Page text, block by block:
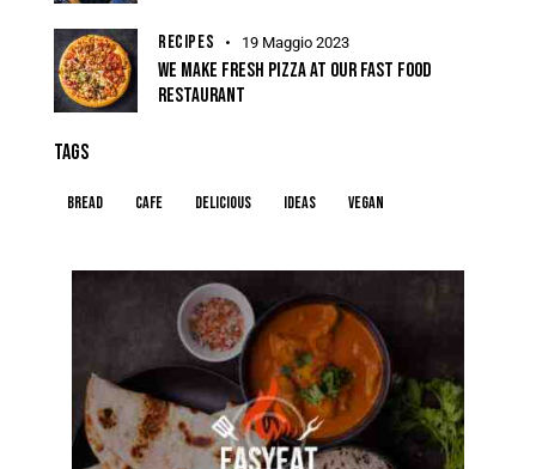
RECIPES 19 Maggio 2023
WE MAKE FRESH PIZZA AT OUR FAST FOOD
RESTAURANT
TAGS
Bread Cafe Delicious Ideas Vegan